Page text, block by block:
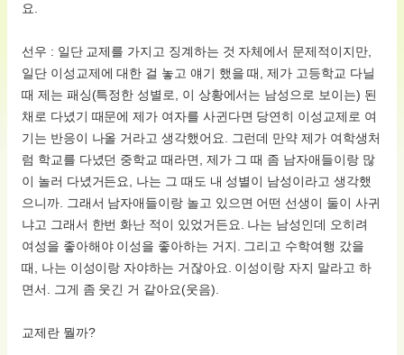
요.
선우 : 일단 교제를 가지고 징계하는 것 자체에서 문제적이지만,
일단 이성교제에 대한 걸 놓고 얘기 했을 때, 제가 고등학교 다닐
때 제는 패싱(특정한 성별로, 이 상황에서는 남성으로 보이는) 된
채로 다녔기 때문에 제가 여자를 사귄다면 당연히 이성교제로 여
기는 반응이 나올 거라고 생각했어요. 그런데 만약 제가 여학생처
럼 학교를 다녔던 중학교 때라면, 제가 그 때 좀 남자애들이랑 많
이 놀러 다녔거든요, 나는 그 때도 내 성별이 남성이라고 생각했
으니까. 그래서 남자애들이랑 놀고 있으면 어떤 선생이 둘이 사귀
냐고 그래서 한번 화난 적이 있었거든요. 나는 남성인데 오히려
여성을 좋아해야 이성을 좋아하는 거지. 그리고 수학여행 갔을
때, 나는 이성이랑 자야하는 거잖아요. 이성이랑 자지 말라고 하
면서. 그게 좀 웃긴 거 같아요(웃음).
교제란 뭘까?